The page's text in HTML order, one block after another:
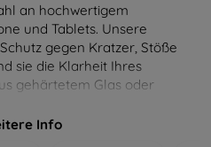
an hochwertigem
und Tablets. Unsere
gegen Kratzer, Stöße
sie die Klarheit Ihres
gehärtetem Glas oder
jedes Gerät, um eine
Info